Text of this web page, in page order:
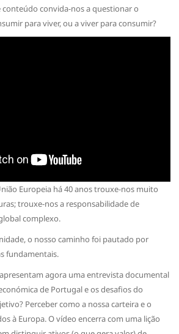
conteúdo convida-nos a questionar o
para viver, ou a viver para consumir?
Europeia há 40 anos trouxe-nos muito
trouxe-nos a responsabilidade de
complexo.
o nosso caminho foi pautado por
fundamentais.
agora uma entrevista documental
de Portugal e os desafios do
Perceber como a nossa carteira e o
à Europa. O vídeo encerra com uma lição